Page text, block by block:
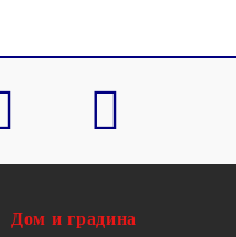
Дом и градина